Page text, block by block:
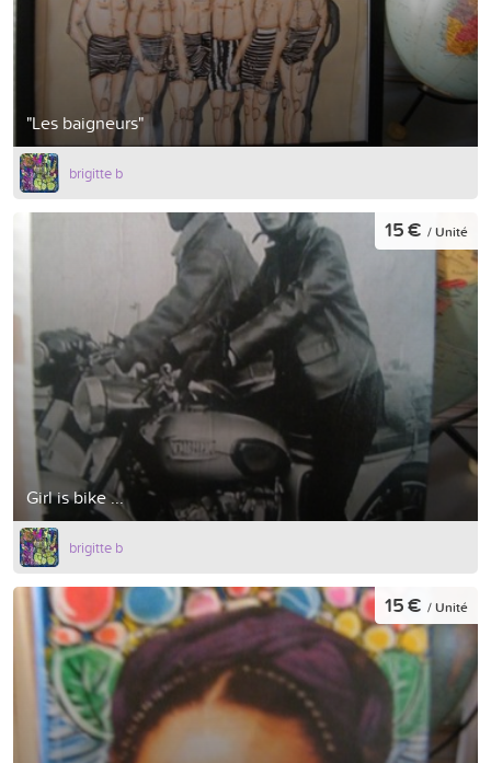
"Les baigneurs"
brigitte b
Girl is bike ...
15 € / Unité
brigitte b
15 € / Unité